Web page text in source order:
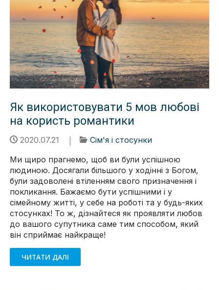
Як використовувати 5 мов любові
на користь романтики
2020.07.21
Сім'я і стосунки
Ми щиро прагнемо, щоб ви були успішною
людиною. Досягали більшого у ходінні з Богом,
були задоволені втіленням свого призначення і
покликання. Бажаємо бути успішними і у
сімейному житті, у себе на роботі та у будь-яких
стосунках! То ж, дізнайтеся як проявляти любов
до вашого супутника саме тим способом, який
він сприймає найкраще!
ЧИТАТИ ДАЛІ